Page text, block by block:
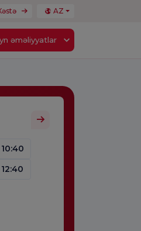
AZ
əməliyyatlar
10:40
12:40